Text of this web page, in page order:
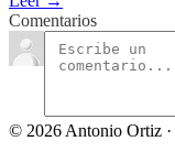
Comentarios
© 2026 Antonio Ortiz ·